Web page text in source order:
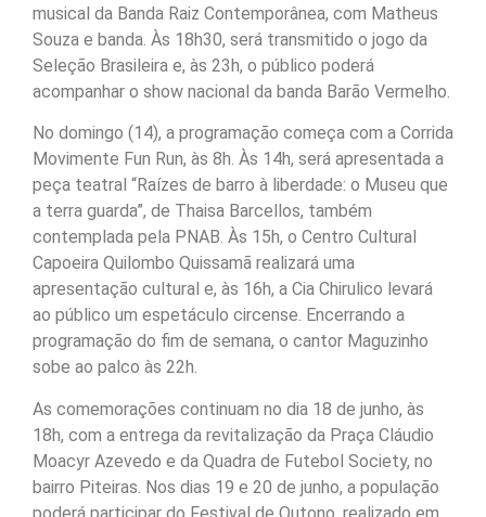
musical da Banda Raiz Contemporânea, com Matheus
Souza e banda. Às 18h30, será transmitido o jogo da
Seleção Brasileira e, às 23h, o público poderá
acompanhar o show nacional da banda Barão Vermelho.
No domingo (14), a programação começa com a Corrida
Movimente Fun Run, às 8h. Às 14h, será apresentada a
peça teatral “Raízes de barro à liberdade: o Museu que
a terra guarda”, de Thaisa Barcellos, também
contemplada pela PNAB. Às 15h, o Centro Cultural
Capoeira Quilombo Quissamã realizará uma
apresentação cultural e, às 16h, a Cia Chirulico levará
ao público um espetáculo circense. Encerrando a
programação do fim de semana, o cantor Maguzinho
sobe ao palco às 22h.
As comemorações continuam no dia 18 de junho, às
18h, com a entrega da revitalização da Praça Cláudio
Moacyr Azevedo e da Quadra de Futebol Society, no
bairro Piteiras. Nos dias 19 e 20 de junho, a população
poderá participar do Festival de Outono, realizado em